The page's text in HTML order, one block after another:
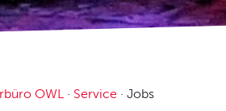
OWL · Service · Jobs